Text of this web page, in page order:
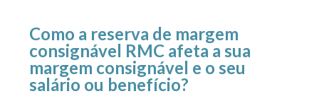
Como a reserva de margem
consignável RMC afeta a sua
margem consignável e o seu
salário ou benefício?